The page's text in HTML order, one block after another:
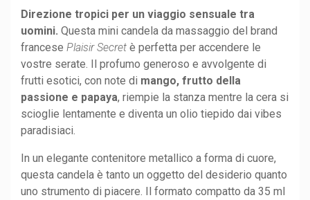
Direzione tropici per un viaggio sensuale tra
uomini. Questa mini candela da massaggio del brand
francese Plaisir Secret è perfetta per accendere le
vostre serate. Il profumo generoso e avvolgente di
frutti esotici, con note di mango, frutto della
passione e papaya, riempie la stanza mentre la cera si
scioglie lentamente e diventa un olio tiepido dai vibes
paradisiaci.
In un elegante contenitore metallico a forma di cuore,
questa candela è tanto un oggetto del desiderio quanto
uno strumento di piacere. Il formato compatto da 35 ml